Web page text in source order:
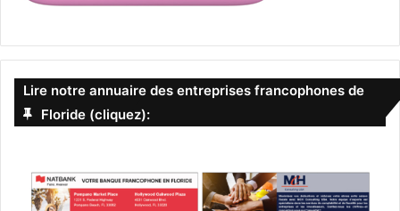
Lire notre annuaire des entreprises francophones de
Floride (cliquez):